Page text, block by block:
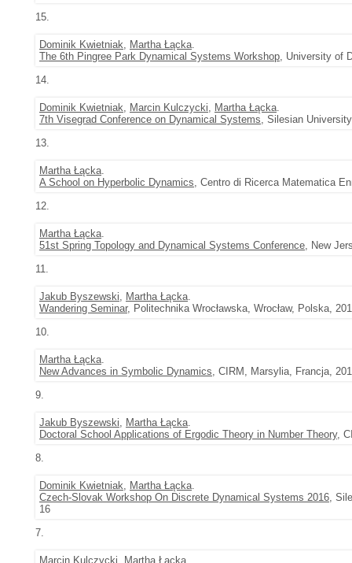
15.
Dominik Kwietniak, Martha Łącka.
The 6th Pingree Park Dynamical Systems Workshop, University of
14.
Dominik Kwietniak, Marcin Kulczycki, Martha Łącka.
7th Visegrad Conference on Dynamical Systems, Silesian
13.
Martha Łącka.
A School on Hyperbolic Dynamics, Centro di Ricerca Matematica
12.
Martha Łącka.
51st Spring Topology and Dynamical Systems Conference, New
11.
Jakub Byszewski, Martha Łącka.
Wandering Seminar, Politechnika Wrocławska, Wrocław, Polska,
10.
Martha Łącka.
New Advances in Symbolic Dynamics, CIRM, Marsylia, Francja,
9.
Jakub Byszewski, Martha Łącka.
Doctoral School Applications of Ergodic Theory in Number Theory,
8.
Dominik Kwietniak, Martha Łącka.
Czech-Slovak Workshop On Discrete Dynamical Systems 2016,
16
7.
Marcin Kulczycki Martha Łącka